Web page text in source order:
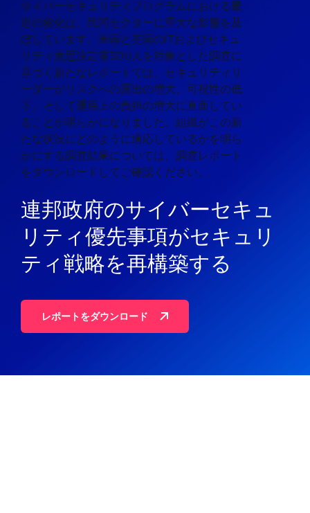
連邦政府のサイバーセキュ
リティ優先事項がセキュリ
ティ戦略を再構築する
レポートをダウンロード